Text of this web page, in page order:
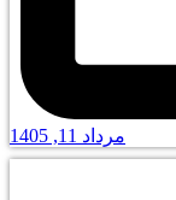
مرداد 11, 1405